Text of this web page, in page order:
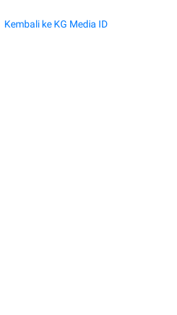
Kembali ke KG Media ID